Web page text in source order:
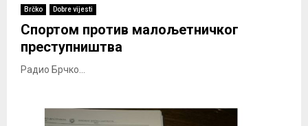
Brčko Dobre vijesti
Спортом против малољетничког
преступништва
Радио Брчко...